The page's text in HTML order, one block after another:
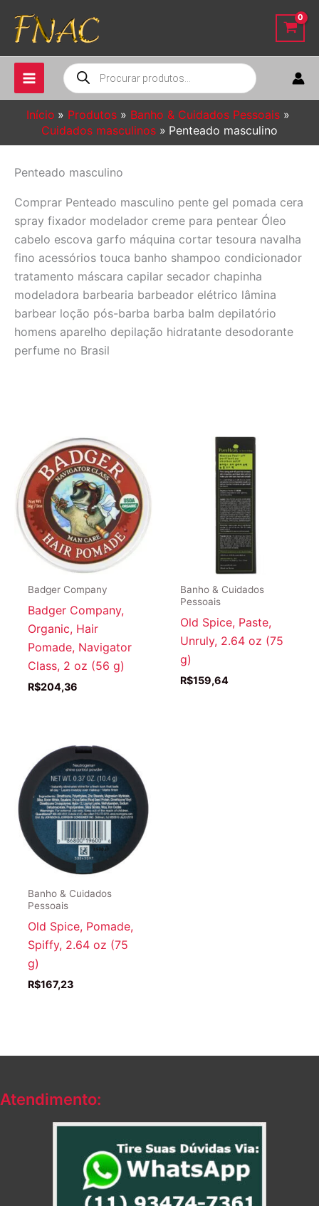
para
conteúdo
Pesquisar
produtos
Início Produtos
Banho & Cuidados Pessoais
Cuidados masculinos
Penteado masculino
Penteado masculino
Comprar Penteado masculino pente gel pomada cera
spray fixador modelador creme para pentear Óleo
cabelo escova garfo máquina cortar tesoura navalha
fino acessórios touca banho shampoo condicionador
tratamento máscara capilar secador chapinha
modeladora barbearia barbeador elétrico lâmina
barbear loção pós-barba barba balm depilatório
homens aparelho depilação hidratante desodorante
perfume no Brasil
Badger Company
Badger Company,
Organic, Hair
Pomade, Navigator
Class, 2 oz (56 g)
R$204,36
Banho & Cuidados
Pessoais
Old Spice, Paste,
Unruly, 2.64 oz (75
g)
R$159,64
Banho & Cuidados
Pessoais
Old Spice, Pomade,
Spiffy, 2.64 oz (75
g)
R$167,23
Atendimento: